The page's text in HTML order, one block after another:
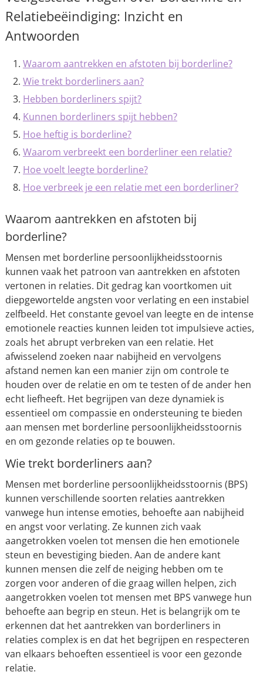
Relatiebeëindiging: Inzicht en
Antwoorden
Waarom aantrekken en afstoten bij borderline?
Wie trekt borderliners aan?
Hebben borderliners spijt?
Kunnen borderliners spijt hebben?
Hoe heftig is borderline?
Waarom verbreekt een borderliner een relatie?
Hoe voelt leegte borderline?
Hoe verbreek je een relatie met een borderliner?
Waarom aantrekken en afstoten bij
borderline?
Mensen met borderline persoonlijkheidsstoornis
kunnen vaak het patroon van aantrekken en afstoten
vertonen in relaties. Dit gedrag kan voortkomen uit
diepgewortelde angsten voor verlating en een instabiel
zelfbeeld. Het constante gevoel van leegte en de intense
emotionele reacties kunnen leiden tot impulsieve acties,
zoals het abrupt verbreken van een relatie. Het
afwisselend zoeken naar nabijheid en vervolgens
afstand nemen kan een manier zijn om controle te
houden over de relatie en om te testen of de ander hen
echt liefheeft. Het begrijpen van deze dynamiek is
essentieel om compassie en ondersteuning te bieden
aan mensen met borderline persoonlijkheidsstoornis
en om gezonde relaties op te bouwen.
Wie trekt borderliners aan?
Mensen met borderline persoonlijkheidsstoornis (BPS)
kunnen verschillende soorten relaties aantrekken
vanwege hun intense emoties, behoefte aan nabijheid
en angst voor verlating. Ze kunnen zich vaak
aangetrokken voelen tot mensen die hen emotionele
steun en bevestiging bieden. Aan de andere kant
kunnen mensen die zelf de neiging hebben om te
zorgen voor anderen of die graag willen helpen, zich
aangetrokken voelen tot mensen met BPS vanwege hun
behoefte aan begrip en steun. Het is belangrijk om te
erkennen dat het aantrekken van borderliners in
relaties complex is en dat het begrijpen en respecteren
van elkaars behoeften essentieel is voor een gezonde
relatie.